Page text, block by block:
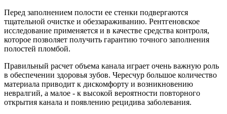
Перед заполнением полости ее стенки подвергаются
тщательной очистке и обеззараживанию. Рентгеновское
исследование применяется и в качестве средства контроля,
которое позволяет получить гарантию точного заполнения
полостей пломбой.
Правильный расчет объема канала играет очень важную роль
в обеспечении здоровья зубов. Чересчур большое количество
материала приводит к дискомфорту и возникновению
невралгий, а малое - к высокой вероятности повторного
открытия канала и появлению рецидива заболевания.